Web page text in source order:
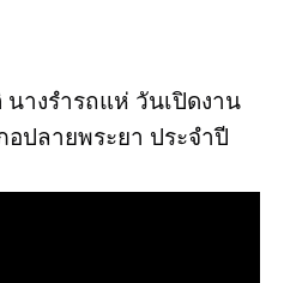
างรำรถแห่ วันเปิดงาน
อปลายพระยา ประจำปี